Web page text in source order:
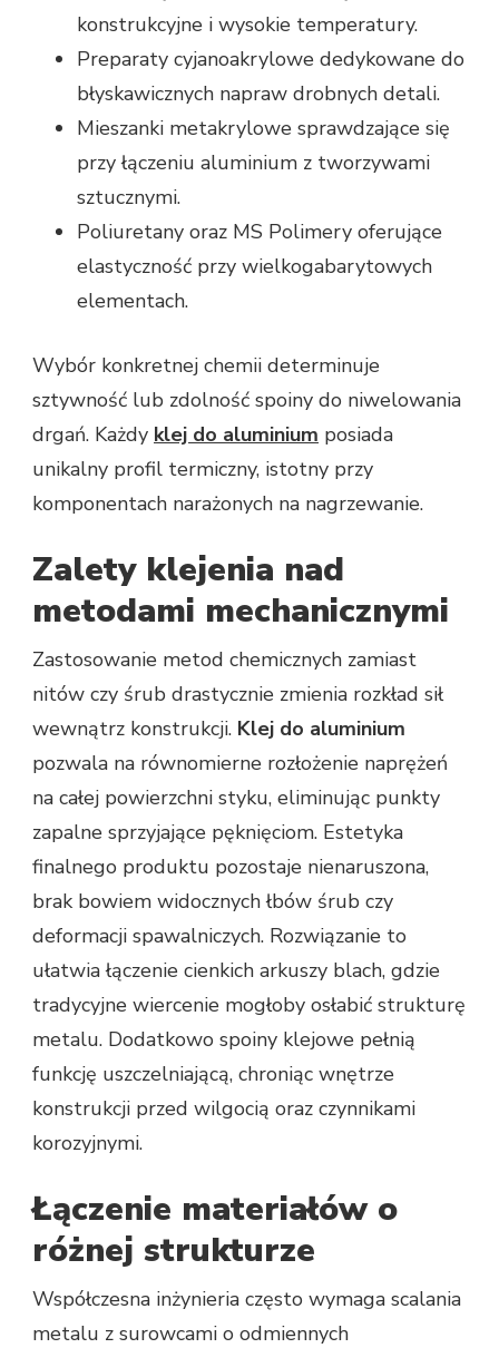
konstrukcyjne i wysokie temperatury.
Preparaty cyjanoakrylowe dedykowane do
błyskawicznych napraw drobnych detali.
Mieszanki metakrylowe sprawdzające się
przy łączeniu aluminium z tworzywami
sztucznymi.
Poliuretany oraz MS Polimery oferujące
elastyczność przy wielkogabarytowych
elementach.
Wybór konkretnej chemii determinuje
sztywność lub zdolność spoiny do niwelowania
drgań. Każdy klej do aluminium posiada
unikalny profil termiczny, istotny przy
komponentach narażonych na nagrzewanie.
Zalety klejenia nad
metodami mechanicznymi
Zastosowanie metod chemicznych zamiast
nitów czy śrub drastycznie zmienia rozkład sił
wewnątrz konstrukcji. Klej do aluminium
pozwala na równomierne rozłożenie naprężeń
na całej powierzchni styku, eliminując punkty
zapalne sprzyjające pęknięciom. Estetyka
finalnego produktu pozostaje nienaruszona,
brak bowiem widocznych łbów śrub czy
deformacji spawalniczych. Rozwiązanie to
ułatwia łączenie cienkich arkuszy blach, gdzie
tradycyjne wiercenie mogłoby osłabić strukturę
metalu. Dodatkowo spoiny klejowe pełnią
funkcję uszczelniającą, chroniąc wnętrze
konstrukcji przed wilgocią oraz czynnikami
korozyjnymi.
Łączenie materiałów o
różnej strukturze
Współczesna inżynieria często wymaga scalania
metalu z surowcami o odmiennych